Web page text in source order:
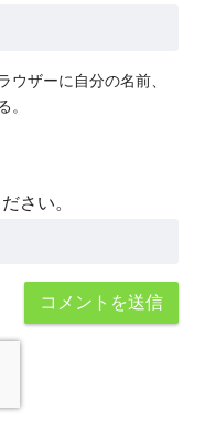
ウザーに自分の名前、
。
さい。